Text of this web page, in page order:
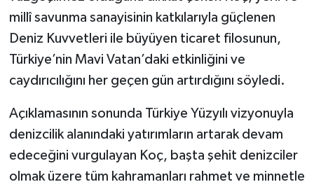
millî savunma sanayisinin katkılarıyla güçlenen
Deniz Kuvvetleri ile büyüyen ticaret filosunun,
Türkiye’nin Mavi Vatan’daki etkinliğini ve
caydırıcılığını her geçen gün artırdığını söyledi.
Açıklamasının sonunda Türkiye Yüzyılı vizyonuyla
denizcilik alanındaki yatırımların artarak devam
edeceğini vurgulayan Koç, başta şehit denizciler
olmak üzere tüm kahramanları rahmet ve minnetle